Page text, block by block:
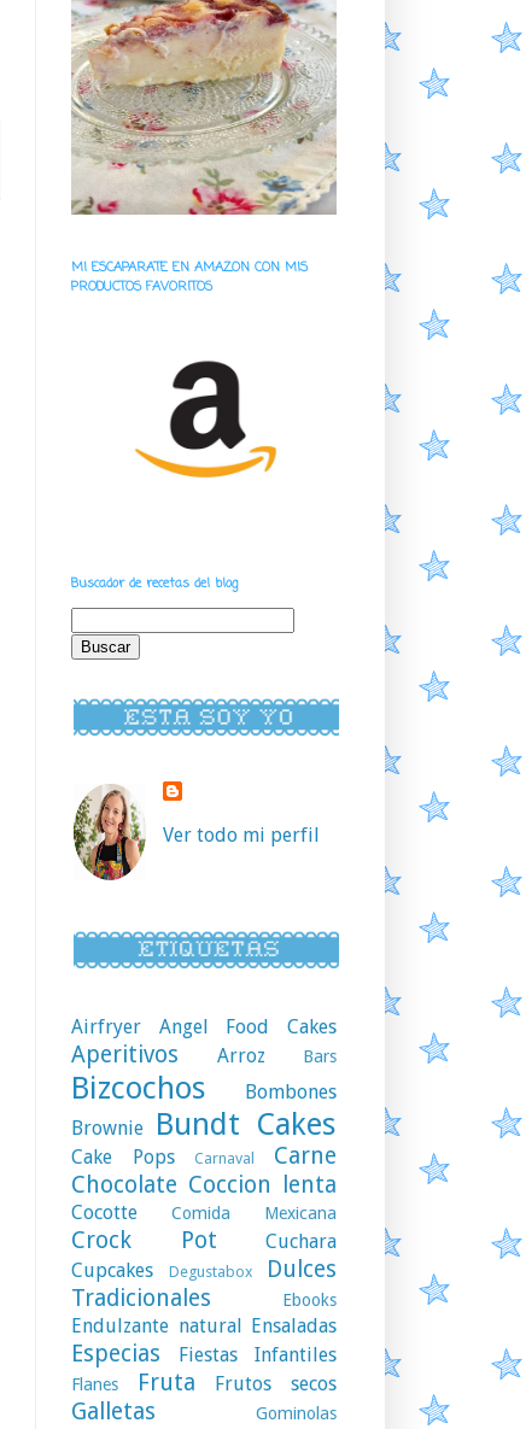
MI ESCAPARATE EN AMAZON CON MIS
PRODUCTOS FAVORITOS
Buscador de recetas del blog
Ver todo mi perfil
Airfryer Angel Food Cakes
Aperitivos Arroz Bars
Bizcochos
Bombones
Brownie
Bundt Cakes
Cake Pops Carnaval
Carne
Chocolate Coccion lenta
Cocotte Comida Mexicana
Crock Pot
Cuchara
Cupcakes
Degustabox
Dulces
Tradicionales
Ebooks
Endulzante natural Ensaladas
Especias Fiestas Infantiles
Flanes Fruta Frutos secos
Galletas Gominolas